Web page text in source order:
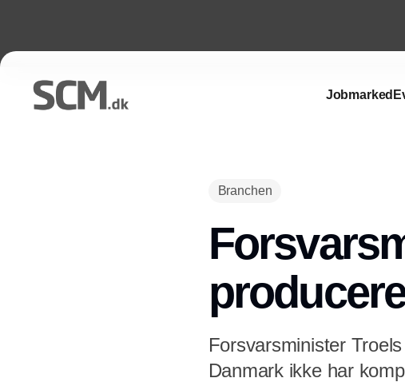
Jobmarked
Branchen
Forsvarsminister
Danmark ikke har